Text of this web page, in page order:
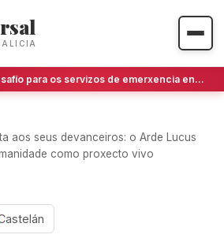
Dobre desafío para os servizos de emerxencia en O Barco de Valdeorras
aos seus devanceiros: o Arde Lucus
como proxecto vivo